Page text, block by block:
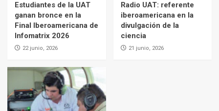
Estudiantes de la UAT
ganan bronce en la
Final Iberoamericana de
Infomatrix 2026
22 junio, 2026
Radio UAT: referente
iberoamericana en la
divulgación de la
ciencia
21 junio, 2026